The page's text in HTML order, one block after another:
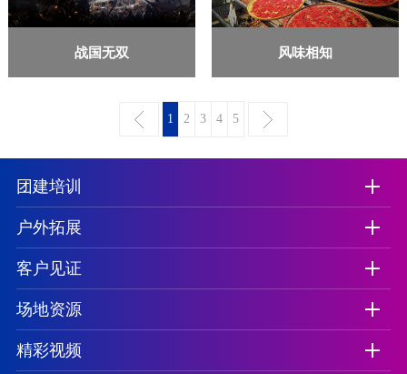
战国无双 风味相知
1 2 3 4 5
团建培训
户外拓展
客户见证
场地资源
精彩视频